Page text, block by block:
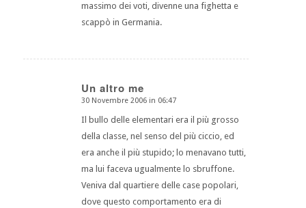
massimo dei voti, divenne una fighetta e
scappò in Germania.
Un altro me
dice:
30 Novembre 2006 in 06:47
Il bullo delle elementari era il più grosso
della classe, nel senso del più ciccio, ed
era anche il più stupido; lo menavano tutti,
ma lui faceva ugualmente lo sbruffone.
Veniva dal quartiere delle case popolari,
dove questo comportamento era di